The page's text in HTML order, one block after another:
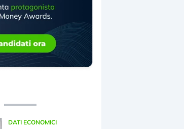
DATI ECONOMICI